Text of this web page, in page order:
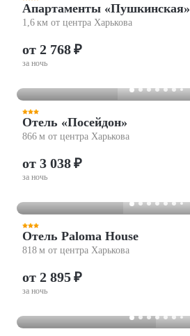
Апартаменты «Пушкинская»
1,6 км от центра Харькова
от 2 768 ₽
за ночь
Отель «Посейдон»
866 м от центра Харькова
от 3 038 ₽
за ночь
Отель Paloma House
818 м от центра Харькова
от 2 895 ₽
за ночь